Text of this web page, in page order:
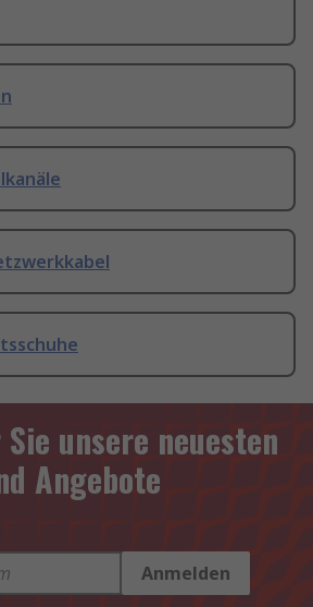
unsere neuesten
Angebote
Anmelden